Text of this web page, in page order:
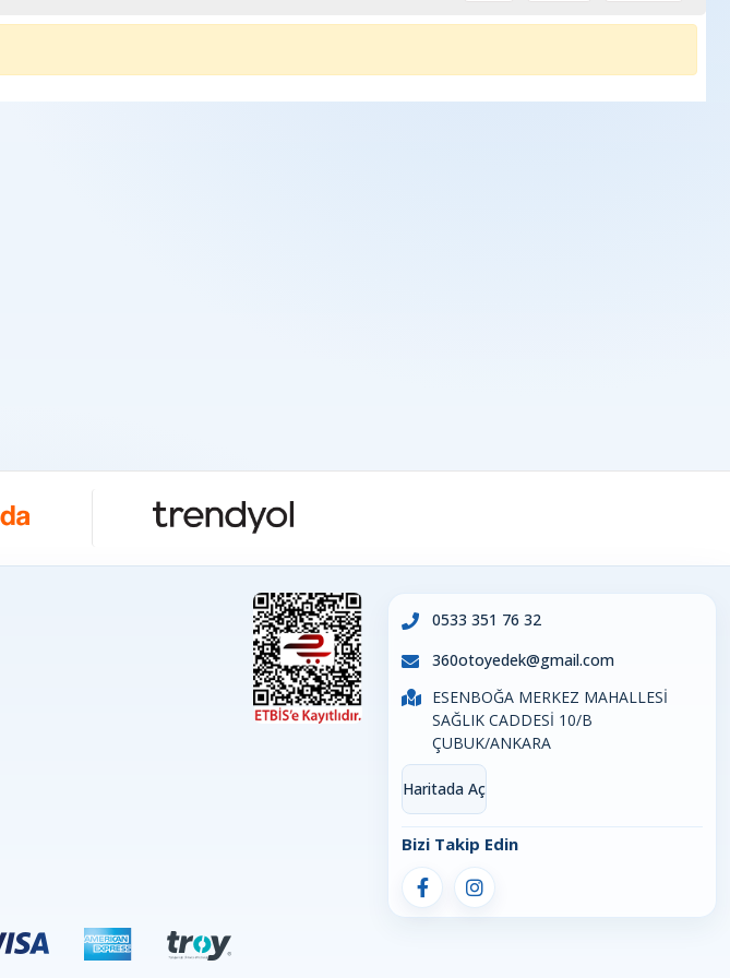
0533 351 76 32
360otoyedek@gmail.com
ESENBOĞA MERKEZ MAHALLESİ
SAĞLIK CADDESİ 10/B
ÇUBUK/ANKARA
Haritada Aç
Bizi Takip Edin